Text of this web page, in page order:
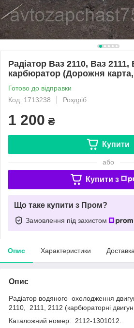
Радіатор Ваз 2110, Ваз 2111,
карбюратор (Дорожня карта,
Готово до відправки
Код: 1713238
Роздріб
1 200 ₴
Купити
або
Купити з
Що таке купити з Пром?
Замовлення під захистом
Опис Характеристики Доставка
Опис
Радіатор водяного охолодження
2110, 2111, 2112 (карбюраторні
Каталожний номер: 2112-1301012.